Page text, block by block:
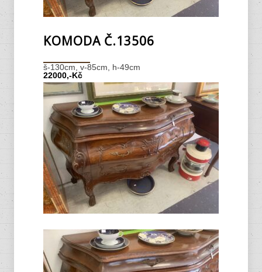
KOMODA Č.13506
š-130cm, v-85cm, h-49cm
22000,-Kč